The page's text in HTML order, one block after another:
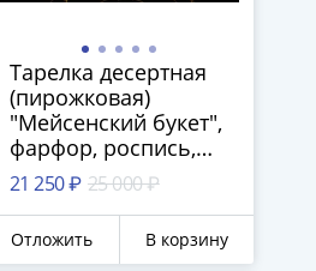
Тарелка десертная
(пирожковая)
"Мейсенский букет",
фарфор, роспись,
золочение, Meissen
(Мейсенский
фарфор), Германия,
1910-1940 гг.
21 250 ₽ 25 000 ₽
Отложить В корзину